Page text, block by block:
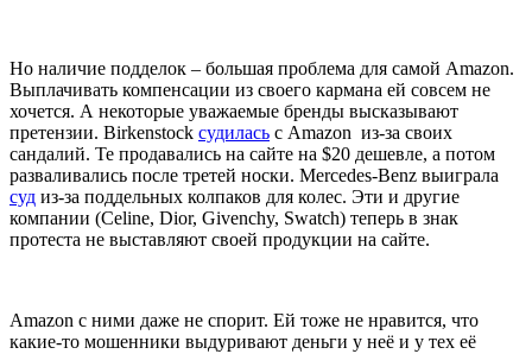
Но наличие подделок – большая проблема для самой Amazon.
Выплачивать компенсации из своего кармана ей совсем не
хочется. А некоторые уважаемые бренды высказывают
претензии. Birkenstock судилась с Amazon из-за своих
сандалий. Те продавались на сайте на $20 дешевле, а потом
разваливались после третей носки. Mercedes-Benz выиграла
суд из-за поддельных колпаков для колес. Эти и другие
компании (Celine, Dior, Givenchy, Swatch) теперь в знак
протеста не выставляют своей продукции на сайте.
Amazon с ними даже не спорит. Ей тоже не нравится, что
какие-то мошенники выдуривают деньги у неё и у тех её